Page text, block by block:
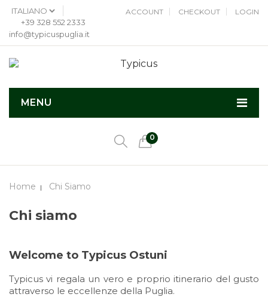
ACCOUNT CHECKOUT LOGIN
+39 328 552 2333
info@typicuspuglia.it
MENU
0
Home Chi Siamo
Chi siamo
Welcome to Typicus Ostuni
Typicus vi regala un vero e proprio itinerario del gusto
attraverso le eccellenze della Puglia.